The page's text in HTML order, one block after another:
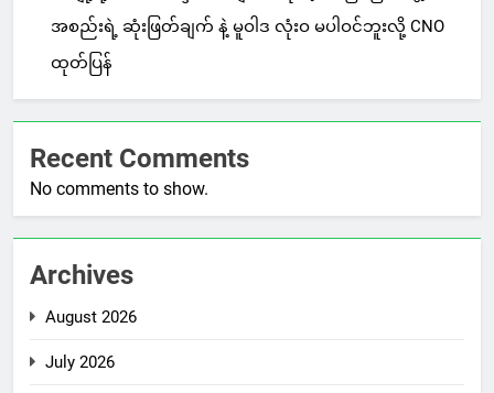
အစည်းရဲ့ ဆုံးဖြတ်ချက် နဲ့ မူဝါဒ လုံးဝ မပါဝင်ဘူးလို့ CNO
ထုတ်ပြန်
Recent Comments
No comments to show.
Archives
August 2026
July 2026